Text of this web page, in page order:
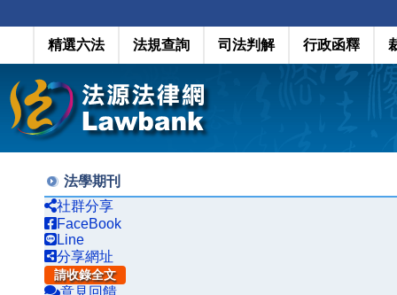
精選六法 法規查詢 司法判解 行政函釋
法學期刊
社群分享
FaceBook
Line
分享網址
請收錄全文
意見回饋